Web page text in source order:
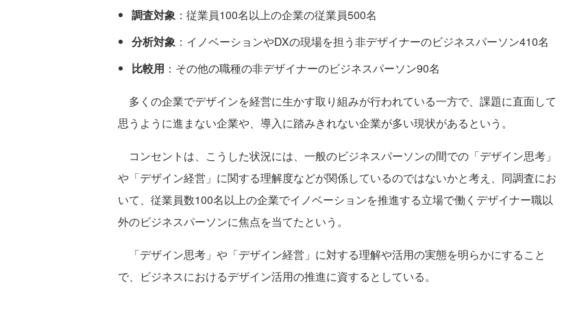
調査対象 ：従業員100名以上の企業の従業員500名
分析対象 ：イノベーションやDXの現場を担う非デザイナーのビジネスパーソン410名
比較用 ：その他の職種の非デザイナーのビジネスパーソン90名
多くの企業でデザインを経営に生かす取り組みが行われている一方で、課題に直面して
思うように進まない企業や、導入に踏みきれない企業が多い現状があるという。
コンセントは、こうした状況には、一般のビジネスパーソンの間での「デザイン思考」
や「デザイン経営」に関する理解度などが関係しているのではないかと考え、同調査にお
いて、従業員数100名以上の企業でイノベーションを推進する立場で働くデザイナー職以
外のビジネスパーソンに焦点を当てたという。
「デザイン思考」や「デザイン経営」に対する理解や活用の実態を明らかにすること
で、ビジネスにおけるデザイン活用の推進に資するとしている。